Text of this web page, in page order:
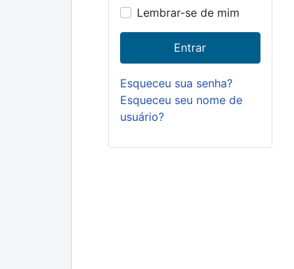
Lembrar-se de mim
Entrar
Esqueceu sua senha?
Esqueceu seu nome de
usuário?